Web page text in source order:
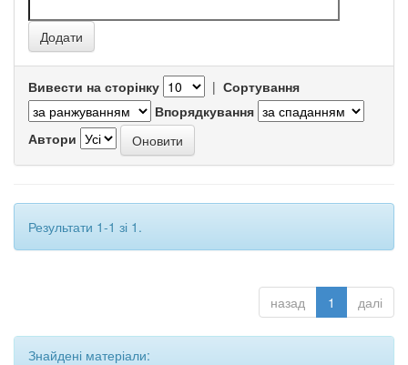
Вивести на сторінку | Сортування
Впорядкування
Автори
Результати 1-1 зі 1.
назад 1 далі
Знайдені матеріали: